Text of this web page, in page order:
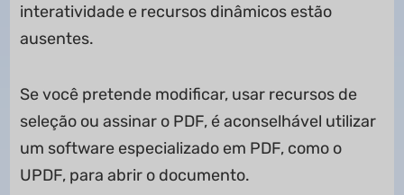
interatividade e recursos dinâmicos estão
ausentes.
Se você pretende modificar, usar recursos de
seleção ou assinar o PDF, é aconselhável utilizar
um software especializado em PDF, como o
UPDF, para abrir o documento.